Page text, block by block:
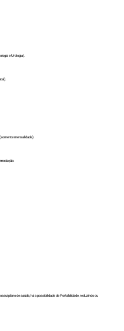
e Urologia).
mensalidade).
plano de saúde, há a possibilidade de Portabilidade, reduzindo ou